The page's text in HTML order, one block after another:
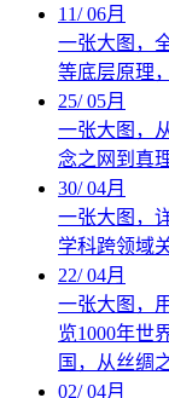
11/06月
一张大图，
等底层原理
25/05月
一张大图，
念之网到真
30/04月
一张大图，
学科跨领域
22/04月
一张大图，
览1000年世
国，从丝绸
02/04月